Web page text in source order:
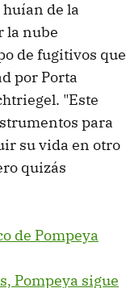
de la
la nube
de fugitivos que
por Porta
"Este
para
su vida en otro
quizás
de Pompeya
Pompeya sigue